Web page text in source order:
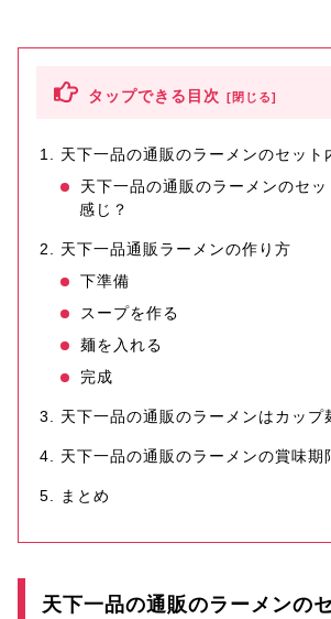
タップできる目次
天下一品の通販のラーメンのセット
天下一品の通販のラーメンのセ
感じ？
天下一品通販ラーメンの作り方
下準備
スープを作る
麺を入れる
完成
天下一品の通販のラーメンはカップ
天下一品の通販のラーメンの賞味期
まとめ
天下一品の通販のラーメンの